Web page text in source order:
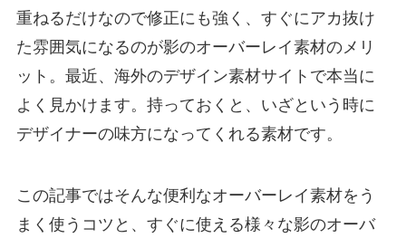
重ねるだけなので修正にも強く、すぐにアカ抜け
た雰囲気になるのが影のオーバーレイ素材のメリ
ット。最近、海外のデザイン素材サイトで本当に
よく見かけます。持っておくと、いざという時に
デザイナーの味方になってくれる素材です。
この記事ではそんな便利なオーバーレイ素材をう
まく使うコツと、すぐに使える様々な影のオーバ